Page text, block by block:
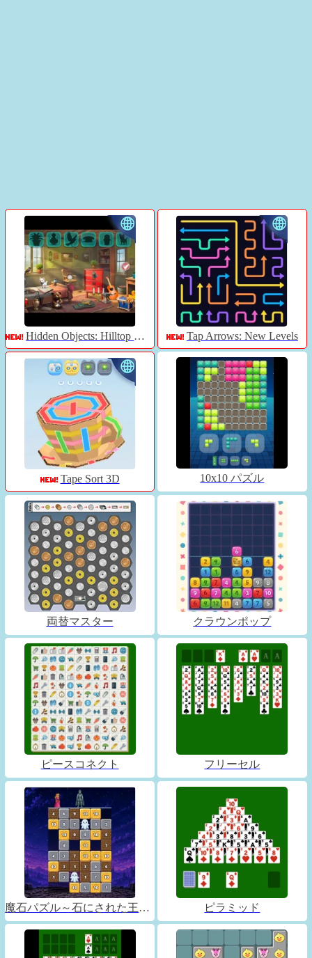
Hidden Objects: Hilltop Manor Tap Arrows: New Levels
Tape Sort 3D 10x10 パズル
両替マスター クラウンポップ
ピースコネクト フリーセル
魔石パズル～石にされた王子～ ピラミッド